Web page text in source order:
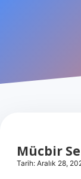
Mücbir
Tarih: Aralık 28,